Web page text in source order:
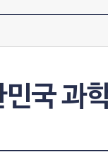
국 과